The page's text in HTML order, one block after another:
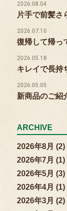
片手で前髪さ
2026.08.04
復帰して帰っ
2026.07.10
キレイで長持
2026.05.18
新商品のご紹
2026.05.05
ARCHIVE
2026年8月 (2)
2026年7月 (1)
2026年5月 (3)
2026年4月 (1)
2026年3月 (2)